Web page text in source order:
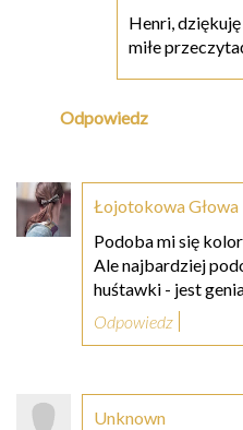
Henri,
miłe
Odpowiedz
Łojotokowa Głowa
Podoba mi się
Ale najbardziej
huśtawki - jest
Odpowiedz
Unknown